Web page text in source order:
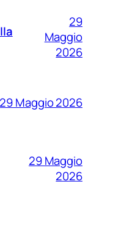
29
Maggio
2026
29 Maggio 2026
29 Maggio
2026